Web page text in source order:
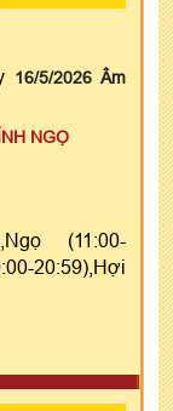
16/5/2026 Âm
NGỌ
(11:00-
20:59),Hợi